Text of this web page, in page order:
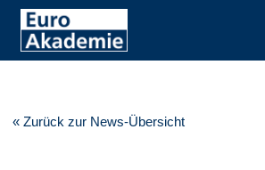
« Zurück zur News-Übersicht